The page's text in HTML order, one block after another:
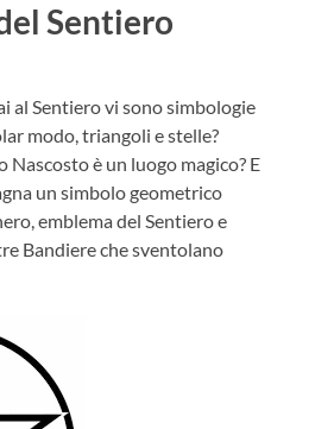
Sentiero
al Sentiero vi sono simbologie
modo, triangoli e stelle?
Nascosto è un luogo magico? E
un simbolo geometrico
emblema del Sentiero e
Bandiere che sventolano